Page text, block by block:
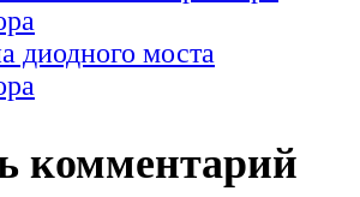
диодного моста
комментарий